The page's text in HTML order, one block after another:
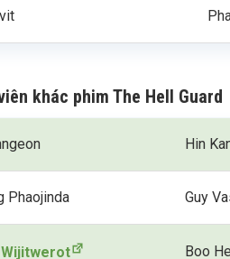
khác phim The Hell Guard
Hin
Phaojinda Guy
Wijitwerot Boo